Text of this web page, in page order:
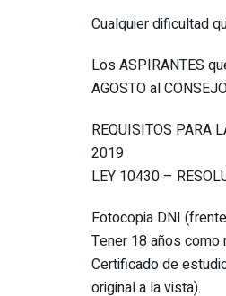
Cualquier dificultad
Los ASPIRANTES
AGOSTO al
REQUISITOS PARA
2019
LEY 10430 –
Fotocopia DNI
Tener 18 años como
Certificado de
original a la vista).